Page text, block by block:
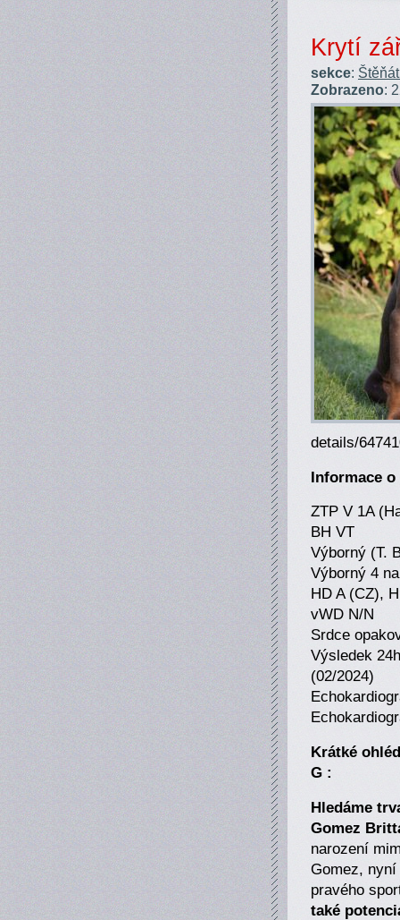
Krytí
sekce:
Zobrazeno:
details/
Informace o
ZTP V 1A
BH VT
Výborný (T.
Výborný 4
HD A (CZ),
vWD N/N
Srdce
Výsledek
(02/2024)
Krátké
G :
Hledáme
Gomez
narození
Gomez,
pravého
také